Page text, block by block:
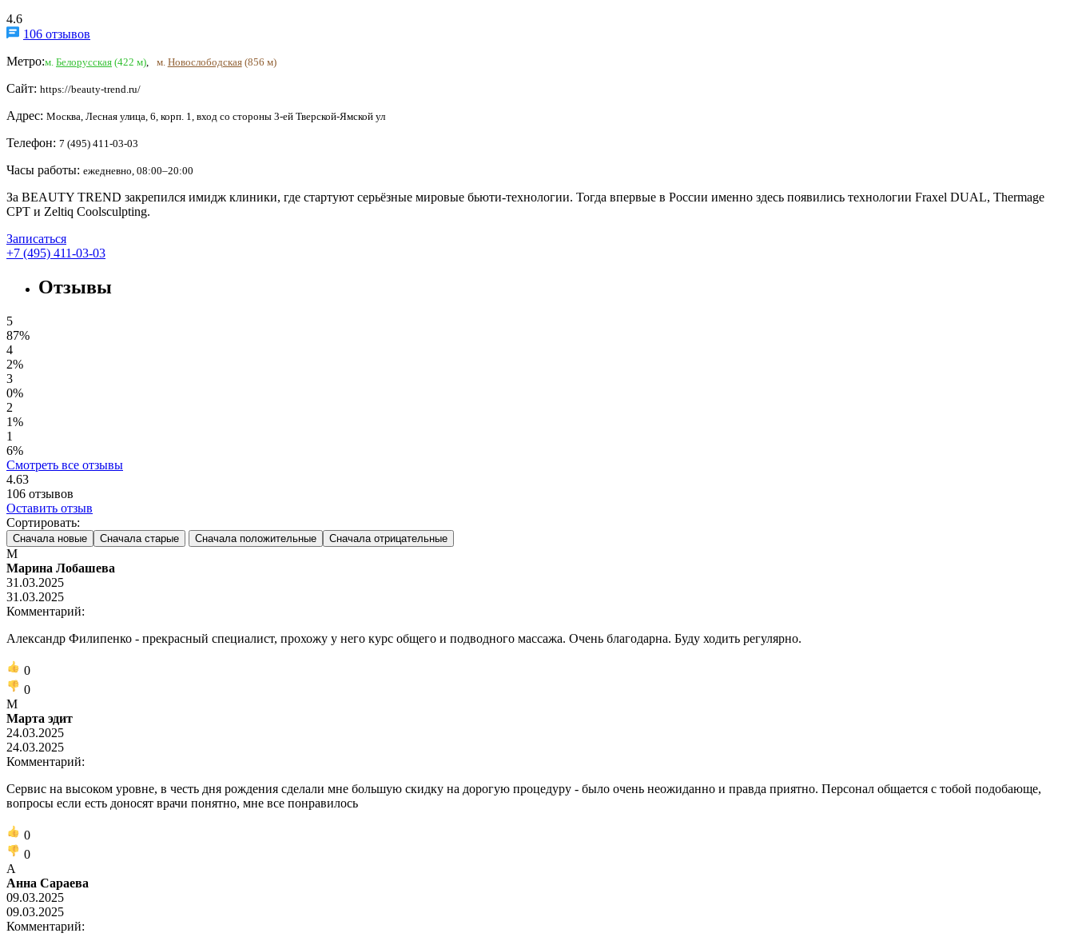
4.6
106 отзывов
Метро:м. Белорусская (422 м) м. Новослободская(856 м)
Сайт: https://beauty-trend.ru/
Адрес: Москва, Лесная улица, 6, корп. 1, вход со стороны 3-ей Тверской-Ямской ул
Телефон: 7 (495) 411-03-03
Часы работы: ежедневно, 08:00–20:00
За BEAUTY TREND закрепился имидж клиники, где стартуют серьёзные мировые бьюти-технологии. Тогда впервые в России именно здесь появились технологии Fraxel DUAL, Thermage
CPT и Zeltiq Coolsculpting.
Записаться
+7 (495) 411-03-03
Отзывы
5
87%
4
2%
3
0%
2
1%
1
6%
Смотреть все отзывы
4.63
106 отзывов
Оставить отзыв
Сортировать:
Сначала новые Сначала старые Сначала положительные Сначала отрицательные
М
Марина Лобашева
31.03.2025
31.03.2025
Комментарий:
Александр Филипенко - прекрасный специалист, прохожу у него курс общего и подводного массажа. Очень благодарна. Буду ходить регулярно.
0
0
М
Марта эдит
24.03.2025
24.03.2025
Комментарий:
Сервис на высоком уровне, в честь дня рождения сделали мне большую скидку на дорогую процедуру - было очень неожиданно и правда приятно. Персонал общается с тобой подобающе,
вопросы если есть доносят врачи понятно, мне все понравилось
0
0
А
Анна Сараева
09.03.2025
09.03.2025
Комментарий: